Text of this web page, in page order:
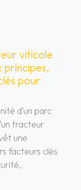
viticole
principes,
pour
d’un parc
tracteur
une
facteurs clés